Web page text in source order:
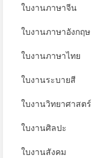
ใบงานภาษาจีน
ใบงานภาษาอังกฤษ
ใบงานภาษาไทย
ใบงานระบายสี
ใบงานวิทยาศาสตร์
ใบงานศิลปะ
ใบงานสังคม